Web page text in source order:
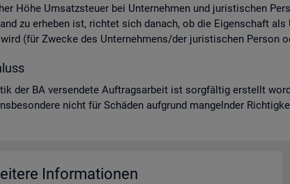
Höhe Um­satz­steu­er bei Un­ter­neh­men und ju­ris­ti­schen
zu er­he­ben ist, rich­tet sich da­nach, ob die Ei­gen­schaft
(für Zwe­cke des Un­ter­neh­mens/der ju­ris­ti­schen Per­son
der BA ver­sen­de­te Auf­trags­ar­beit ist sorg­fäl­tig er­stellt
nicht für Schä­den auf­grund man­geln­der
Informationen